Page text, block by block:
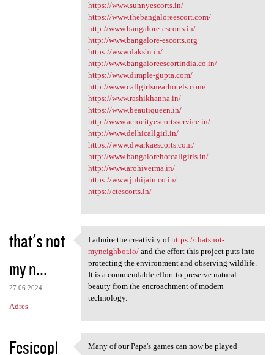
https://www.sunnyescorts.in/
https://www.thebangaloreescort.com/
http://www.bangalore-escorts.in/
http://www.bangalore-escorts.org
https://www.dakshi.in/
http://www.bangaloreescortindia.co.in/
https://www.dimple-gupta.com/
http://www.callgirlsnearhotels.com/
https://www.rashikhanna.in/
https://www.beautiqueen.in/
http://www.aerocityescortsservice.in/
http://www.delhicallgirl.in/
https://www.dwarkaescorts.com/
http://www.bangalorehotcallgirls.in/
http://www.arohiverma.in/
https://www.juhijain.co.in/
https://ctescorts.in/
that's not
my n...
27.06.2024
Adres
I admire the creativity of
I admire the creativity ofhttps://thatsnot-
myneighbor.io/and the effort this project puts into
protecting the environment and observing wildlife.
It is a commendable effort to preserve natural
beauty from the encroachment of modern
technology.
Fesicop1
Many of our Papa's games can now be played